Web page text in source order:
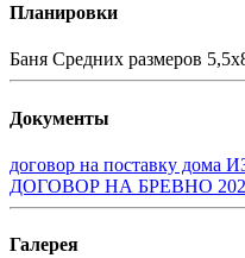
Планировки
Баня Средних размеров
Документы
договор на поставку дома
ДОГОВОР НА БРЕВНО
Галерея